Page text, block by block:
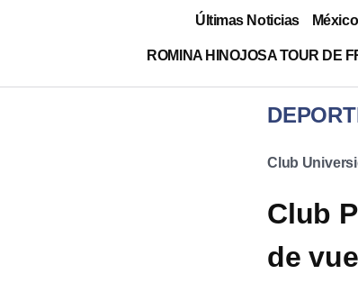
Últimas Noticias México
ROMINA HINOJOSA TOUR DE
Club
Club
de